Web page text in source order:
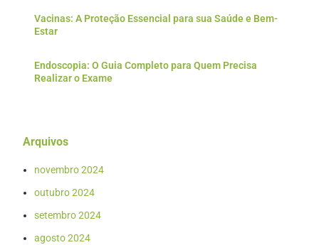
Vacinas: A Proteção Essencial para sua Saúde e Bem-
Estar
Endoscopia: O Guia Completo para Quem Precisa
Realizar o Exame
Arquivos
novembro 2024
outubro 2024
setembro 2024
agosto 2024